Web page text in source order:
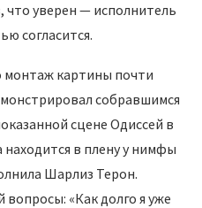
уверен — исполнитель
согласится.
картины почти
собравшимся
сцене Одиссей в
в плену у нимфы
Шарлиз Терон.
вопросы: «Как долго я уже